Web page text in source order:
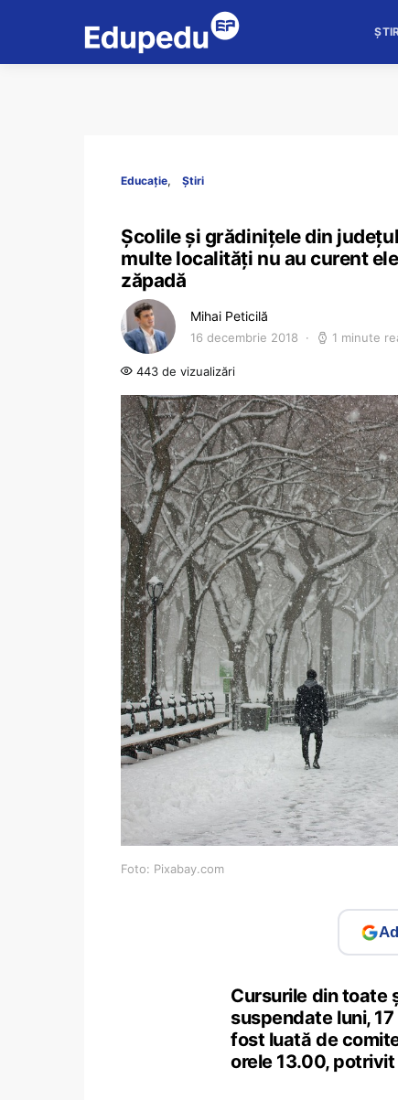
Educație Știri
Școlile și grădinițele din
multe localități nu au curent
zăpadă
Mihai Peticilă
16 decembrie 2018 1 minute
443 de vizualizări
Foto: Pixabay.com
Cursurile din toate
suspendate luni,
fost luată de
orele 13.00,